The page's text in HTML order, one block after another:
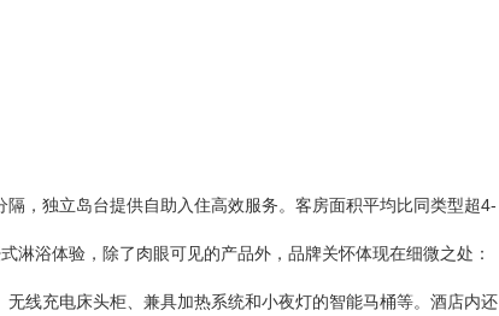
，独立岛台提供自助入住高效服务。客房面积平均比同类型超4-
淋浴体验，除了肉眼可见的产品外，品牌关怀体现在细微之处：
线充电床头柜、兼具加热系统和小夜灯的智能马桶等。酒店内还